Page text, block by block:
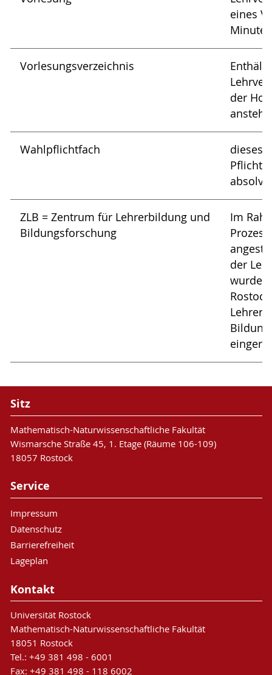
eines
Vorlesungsverzeichnis
Enthält
der
Wahlpflichtfach
dieses
Pflicht
ZLB = Zentrum für Lehrerbildung und
Bildungsforschung
Im
der
wurde
Sitz
Mathematisch-Naturwissenschaftliche Fakultät
Wismarsche Straße 45, 1. Etage (Räume 106-109)
18057 Rostock
Service
Impressum
Datenschutz
Barrierefreiheit
Lageplan
Kontakt
Universität Rostock
Mathematisch-Naturwissenschaftliche Fakultät
18051 Rostock
Tel.: +49 381 498 - 6001
Fax: +49 381 498 - 118 6002